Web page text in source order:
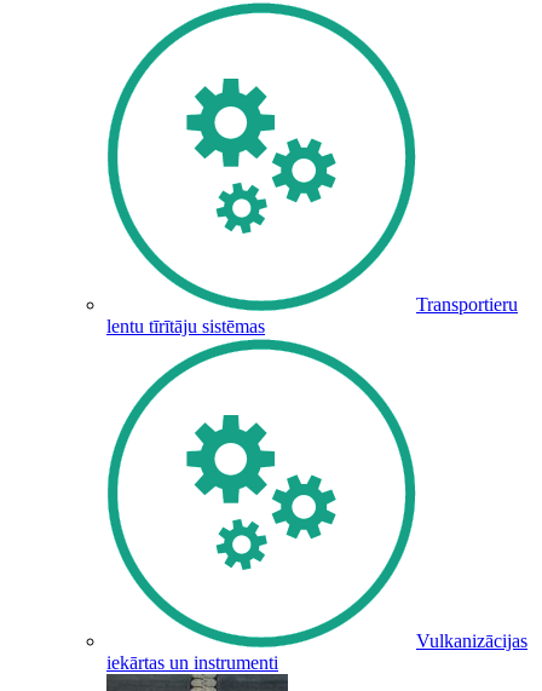
Transportieru
lentu tīrītāju sistēmas
Vulkanizācijas
iekārtas un instrumenti